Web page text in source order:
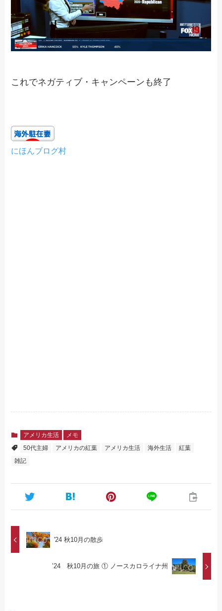
これでネガティブ・キャンペーンも終了
にほんブログ村
アメリカ生活
メモ
50代主婦
アメリカの紅葉 アメリカ生活 海外生活
紅葉
雑記
'24 秋10月の散歩
’24 秋10月の旅 ① ノースカロライナ州